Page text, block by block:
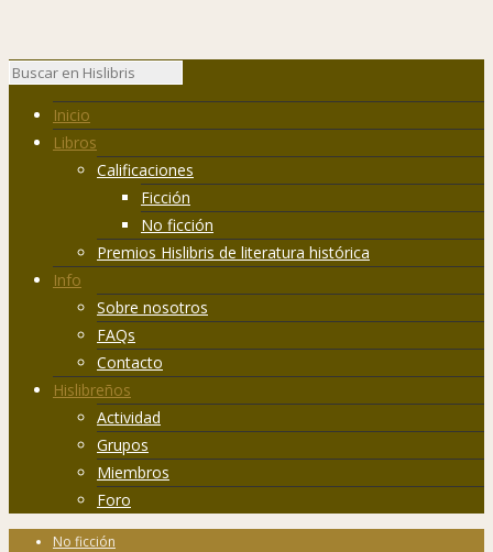
Inicio
Libros
Calificaciones
Ficción
No ficción
Premios Hislibris de literatura histórica
Info
Sobre nosotros
FAQs
Contacto
Hislibreños
Actividad
Grupos
Miembros
Foro
No ficción